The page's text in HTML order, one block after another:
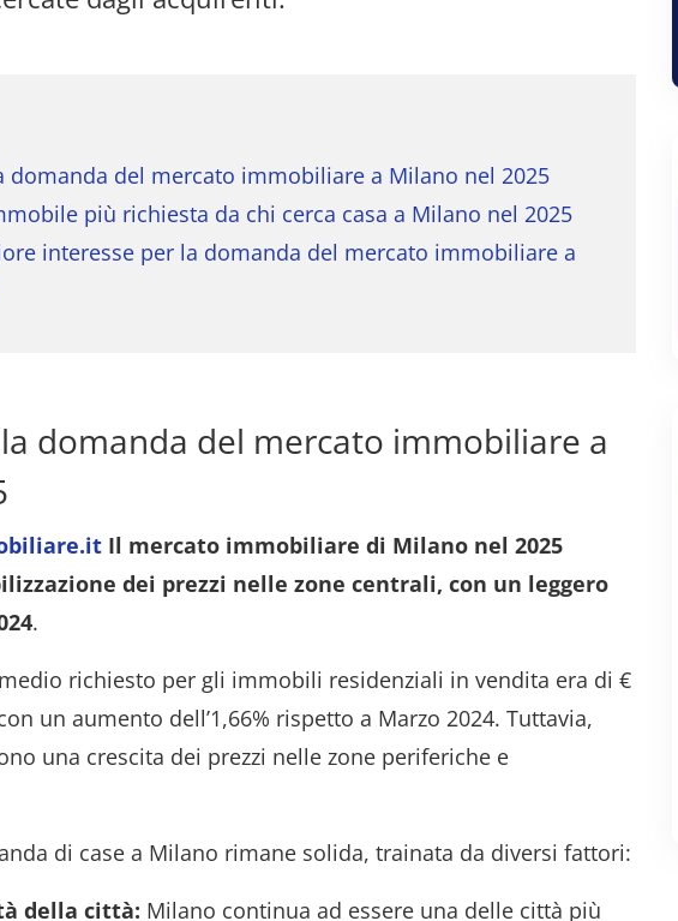
domanda del mercato immobiliare a Milano nel 2025
più richiesta da chi cerca casa a Milano nel 2025
interesse per la domanda del mercato immobiliare a
domanda del mercato immobiliare a
Il mercato immobiliare di Milano nel 2025
dei prezzi nelle zone centrali, con un leggero
.
richiesto per gli immobili residenziali in vendita era di €
un aumento dell’1,66% rispetto a Marzo 2024. Tuttavia,
una crescita dei prezzi nelle zone periferiche e
di case a Milano rimane solida, trainata da diversi fattori:
della città: Milano continua ad essere una delle città più